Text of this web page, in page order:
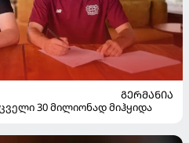
ᲒᲔᲠᲛᲐᲜᲘᲐ
30 მილიონად მიჰყიდა